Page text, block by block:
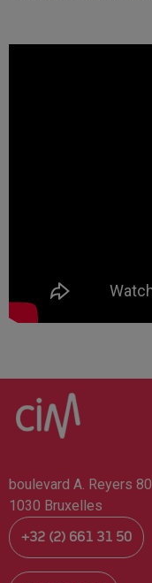
boulevard A. Reyers 80
1030 Bruxelles
+32 (2) 661 31 50